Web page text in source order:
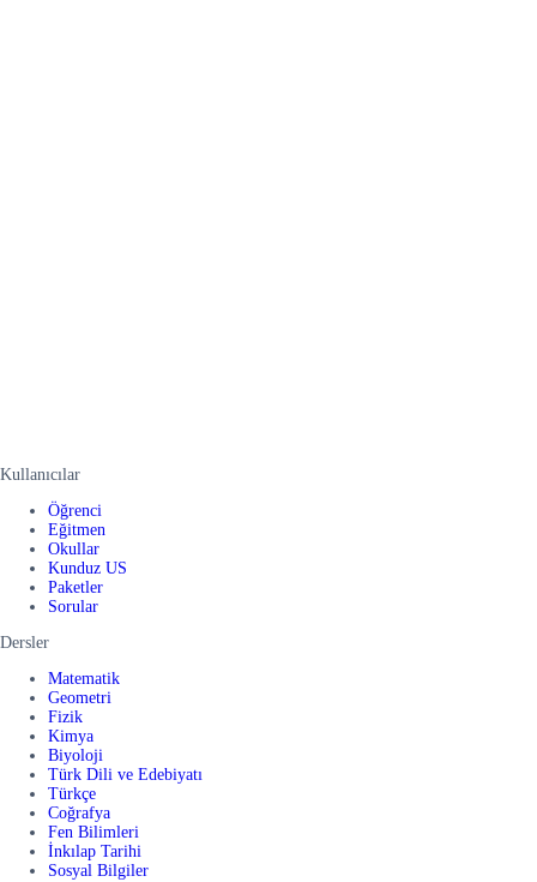
Kullanıcılar
Öğrenci
Eğitmen
Okullar
Kunduz US
Paketler
Sorular
Dersler
Matematik
Geometri
Fizik
Kimya
Biyoloji
Türk Dili ve Edebiyatı
Türkçe
Coğrafya
Fen Bilimleri
İnkılap Tarihi
Sosyal Bilgiler